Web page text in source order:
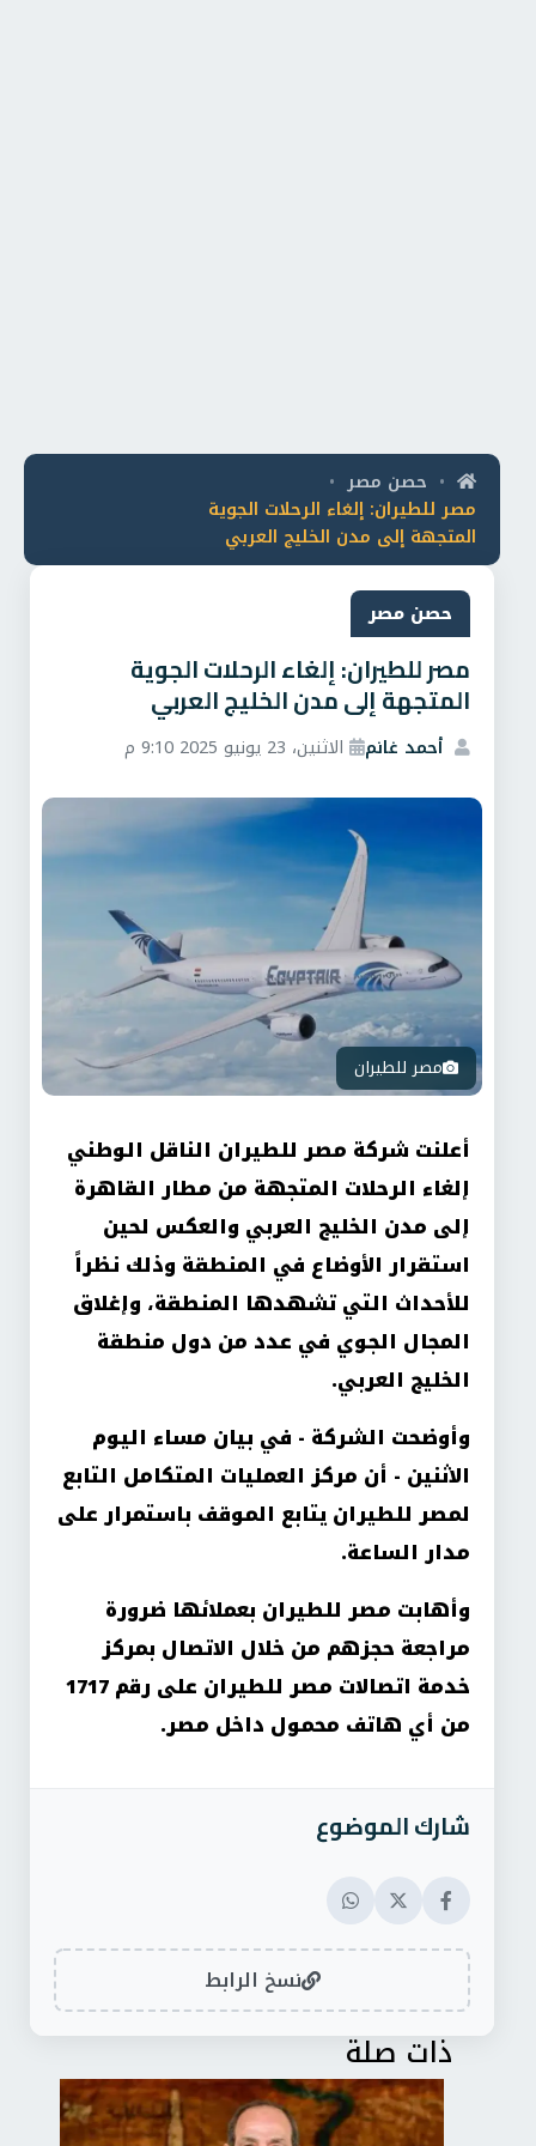
• حصن مصر •
مصر للطيران: إلغاء الرحلات الجوية
المتجهة إلى مدن الخليج العربي
حصن مصر
مصر للطيران: إلغاء الرحلات الجوية
المتجهة إلى مدن الخليج العربي
أحمد غانم الاثنين، 23 يونيو 2025 9:10 م
مصر للطيران
أعلنت شركة مصر للطيران الناقل الوطني
إلغاء الرحلات المتجهة من مطار القاهرة
إلى مدن الخليج العربي والعكس لحين
استقرار الأوضاع في المنطقة وذلك نظراً
للأحداث التي تشهدها المنطقة، وإغلاق
المجال الجوي في عدد من دول منطقة
الخليج العربي.
وأوضحت الشركة - في بيان مساء اليوم
الاثنين - أن مركز العمليات المتكامل التابع
لمصر للطيران يتابع الموقف باستمرار على
مدار الساعة.
وأهابت مصر للطيران بعملائها ضرورة
مراجعة حجزهم من خلال الاتصال بمركز
خدمة اتصالات مصر للطيران على رقم 1717
من أي هاتف محمول داخل مصر.
شارك الموضوع
نسخ الرابط
ذات صلة